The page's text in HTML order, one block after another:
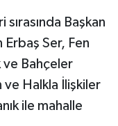
Başkan
Erbaş Ser, Fen
ve Bahçeler
ve Halkla İlişkiler
ile mahalle